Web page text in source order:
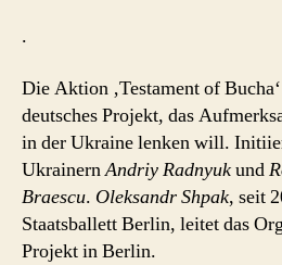
.
Die Aktion ‚Testament of
deutsches Projekt, das
in der Ukraine lenken will.
UkrainernAndriy Radnyukund
Braescu. Oleksandr Shpak, seit
Staatsballett Berlin, leitet das
Projekt in Berlin.